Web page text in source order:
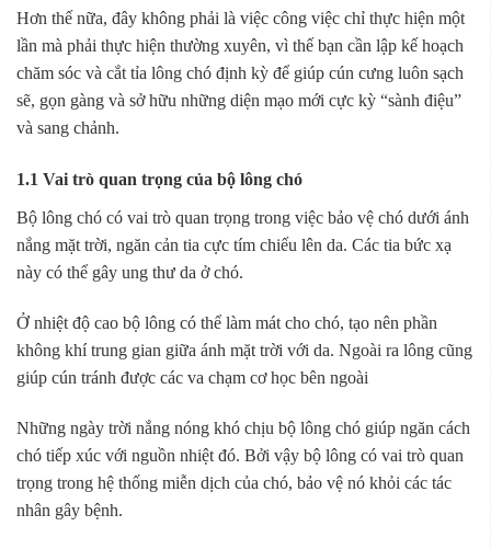
Hơn thế nữa, đây không phải là việc công việc chỉ thực hiện một
lần mà phải thực hiện thường xuyên, vì thế bạn cần lập kế hoạch
chăm sóc và cắt tỉa lông chó định kỳ để giúp cún cưng luôn sạch
sẽ, gọn gàng và sở hữu những diện mạo mới cực kỳ “sành điệu”
và sang chảnh.
1.1 Vai trò quan trọng của bộ lông chó
Bộ lông chó có vai trò quan trọng trong việc bảo vệ chó dưới ánh
nắng mặt trời, ngăn cản tia cực tím chiếu lên da. Các tia bức xạ
này có thể gây ung thư da ở chó.
Ở nhiệt độ cao bộ lông có thể làm mát cho chó, tạo nên phần
không khí trung gian giữa ánh mặt trời với da. Ngoài ra lông cũng
giúp cún tránh được các va chạm cơ học bên ngoài
Những ngày trời nắng nóng khó chịu bộ lông chó giúp ngăn cách
chó tiếp xúc với nguồn nhiệt đó. Bởi vậy bộ lông có vai trò quan
trọng trong hệ thống miễn dịch của chó, bảo vệ nó khỏi các tác
nhân gây bệnh.